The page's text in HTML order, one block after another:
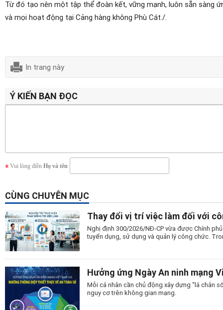
Từ đó tạo nên một tập thể đoàn kết, vững mạnh, luôn sẵn sàng
và mọi hoạt động tại Cảng hàng không Phù Cát./.
In trang này
Ý KIẾN BẠN ĐỌC
Vui lòng điền Họ và tên
CÙNG CHUYÊN MỤC
Thay đổi vị trí việc làm đối với
Nghị định 300/2026/NĐ-CP vừa được Chính
tuyển dụng, sử dụng và quản lý công chức.
Hưởng ứng Ngày An ninh mạng
Mỗi cá nhân cần chủ động xây dựng “lá chắn
nguy cơ trên không gian mạng.